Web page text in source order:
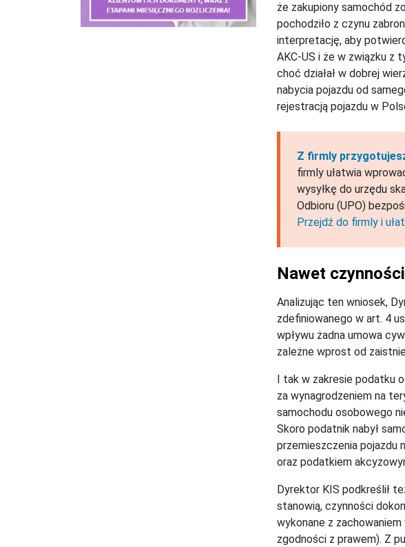
że zakupiony samochód
pochodziło z czynu
interpretację, aby
AKC-US i że w związku z
choć działał w dobrej
nabycia pojazdu od
rejestracją pojazdu w
Z firmly
firmly ułatwia
wysyłkę do urzędu
Odbioru (UPO)
Przejdź do firmly i
Nawet
Analizując ten wniosek,
zdefiniowanego w art. 4
wpływu żadna umowa
zależne wprost od
I tak w zakresie
za wynagrodzeniem na
samochodu osobowego
Skoro podatnik nabył
przemieszczenia pojazdu
oraz podatkiem
Dyrektor KIS podkreślił
stanowią, czynności
wykonane z
zgodności z prawem). Z